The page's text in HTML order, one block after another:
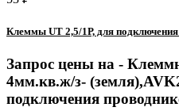
Клеммы UT 2,5/1Р, для
Запрос цены на -
4мм.кв.ж/з-
подключения